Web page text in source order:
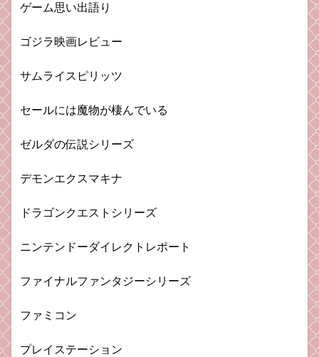
ゲーム思い出語り
ゴジラ映画レビュー
サムライスピリッツ
セールには魔物が棲んでいる
ゼルダの伝説シリーズ
デモンエクスマキナ
ドラゴンクエストシリーズ
ニンテンドーダイレクトレポート
ファイナルファンタジーシリーズ
ファミコン
プレイステーション